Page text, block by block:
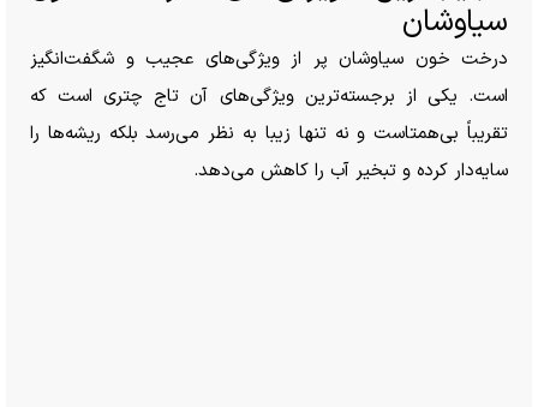
سیاوشان
درخت خون سیاوشان پر از ویژگی‌های عجیب و شگفت‌انگیز
است. یکی از برجسته‌ترین ویژگی‌های آن تاج چتری است که
تقریباً بی‌همتاست و نه تنها زیبا به نظر می‌رسد بلکه ریشه‌ها را
سایه‌دار کرده و تبخیر آب را کاهش می‌دهد.